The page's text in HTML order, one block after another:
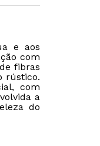
e aos
com
fibras
rústico.
com
a
do